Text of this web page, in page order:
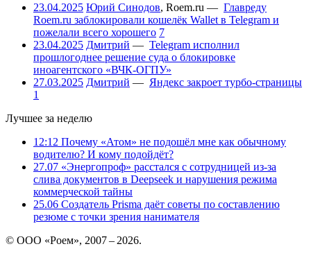
23.04.2025 Юрий Синодов, Roem.ru — Главреду
Roem.ru заблокировали кошелёк Wallet в Telegram и
пожелали всего хорошего 7
23.04.2025 Дмитрий — Telegram исполнил
прошлогоднее решение суда о блокировке
иноагентского «ВЧК-ОГПУ»
27.03.2025 Дмитрий — Яндекс закроет турбо-страницы
1
Лучшее за неделю
12:12 Почему «Атом» не подошёл мне как обычному
водителю? И кому подойдёт?
27.07 «Энергопроф» расстался с сотрудницей из-за
слива документов в Deepseek и нарушения режима
коммерческой тайны
25.06 Создатель Prisma даёт советы по составлению
резюме с точки зрения нанимателя
© ООО «Роем», 2007 – 2026.